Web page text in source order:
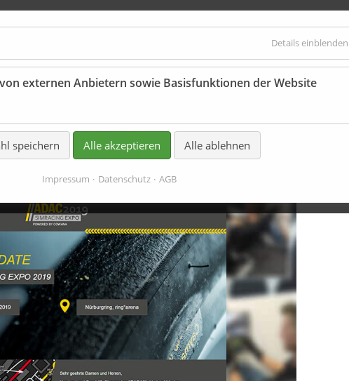
Details einblenden
externen Anbietern sowie Basisfunktionen der Website
speichern Alle akzeptieren Alle ablehnen
Impressum Datenschutz AGB
und